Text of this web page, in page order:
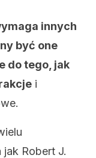
innych
być one
do tego, jak
i
Robert J.